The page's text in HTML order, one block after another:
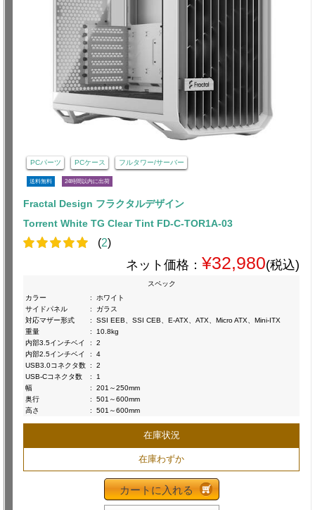
PCパーツ PCケース フルタワー/サーバー
送料無料 24時間以内に出荷
Fractal Design フラクタルデザイン
Torrent White TG Clear Tint FD-C-TOR1A-03
(2)
ネット価格： ¥32,980(税込)
スペック
カラー
:
ホワイト
サイドパネル
:
ガラス
対応マザー形式
:
SSI EEB、SSI CEB、E-ATX、ATX、Micro ATX、Mini-ITX
重量
:
10.8kg
内部3.5インチベイ
:
2
内部2.5インチベイ
:
4
USB3.0コネクタ数 :
2
USB-Cコネクタ数
:
1
幅
:
201～250mm
奥行
:
501～600mm
高さ
: 501～600mm
在庫状況
在庫わずか
カートに入れる